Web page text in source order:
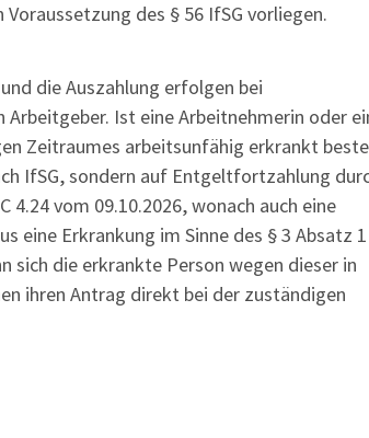
des § 56 IfSG vorliegen.
die Auszahlung erfolgen bei
Ist eine Arbeitnehmerin oder
Zeitraumes arbeitsunfähig erkrankt
IfSG, sondern auf Entgeltfortzahlung
4.24 vom 09.10.2026, wonach auch eine
eine Erkrankung im Sinne des § 3 Absatz 1
die erkrankte Person wegen dieser in
ihren Antrag direkt bei der zuständigen